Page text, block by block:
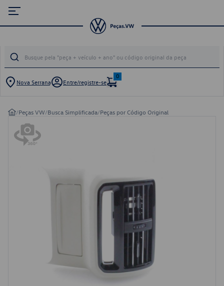
Nova Serrana Entre/registre-se
0
/Peças VW/Busca Simplificada/Peças por Código Original